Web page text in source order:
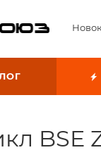
BSE